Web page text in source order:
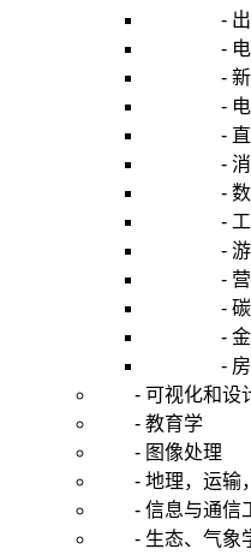
- 出海
- 电
- 新能源
- 电力
- 直播
- 消费
- 数
- 工
- 游
- 营
- 碳市场
- 金融
- 房
- 可视化和设
- 教育学
- 图像处理
- 地理，运输
- 信息与通信
- 生态、气象